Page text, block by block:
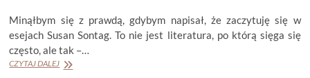
Minąłbym się z prawdą, gdybym napisał, że zaczytuję się w
esejach Susan Sontag. To nie jest literatura, po którą sięga się
często, ale tak –…
CZYTAJ DALEJSIGRID